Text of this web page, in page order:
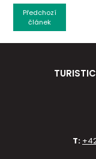
Předchozí
článek
T: